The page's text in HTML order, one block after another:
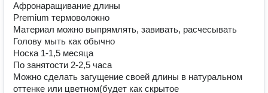
Афронаращивание длины
Premium термоволокно
Материал можно выпрямлять, завивать, расчесывать
Голову мыть как обычно
Носка 1-1,5 месяца
По занятости 2-2,5 часа
Можно сделать загущение своей длины в натуральном
оттенке или цветном(будет как скрытое